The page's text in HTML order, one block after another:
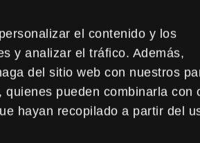
el contenido y los
y analizar el tráfico. Además,
del sitio web con nuestros
pueden combinarla con
hayan recopilado a partir del
EVENTOS
DE SU